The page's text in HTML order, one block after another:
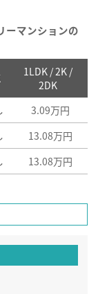
ーマンションの
1LDK / 2K /
2DK
3.09万円
13.08万円
13.08万円